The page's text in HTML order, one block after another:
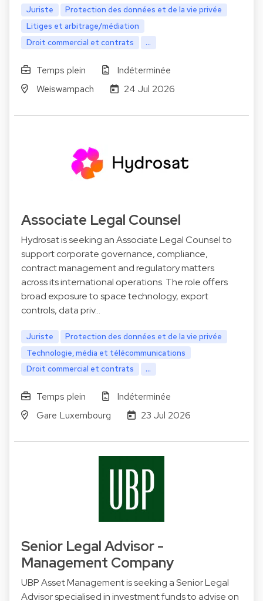
Juriste
Protection des données et de la vie privée
Litiges et arbitrage/médiation
Droit commercial et contrats
...
Temps plein
Indéterminée
Weiswampach
24 Jul 2026
Associate Legal Counsel
Hydrosat is seeking an Associate Legal Counsel to
support corporate governance, compliance,
contract management and regulatory matters
across its international operations. The role offers
broad exposure to space technology, export
controls, data priv…
Juriste
Protection des données et de la vie privée
Technologie, média et télécommunications
Droit commercial et contrats
...
Temps plein
Indéterminée
Gare Luxembourg
23 Jul 2026
Senior Legal Advisor -
Management Company
UBP Asset Management is seeking a Senior Legal
Advisor specialised in investment funds to advise on